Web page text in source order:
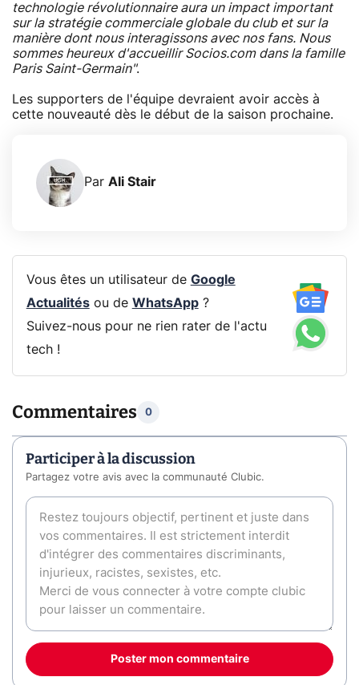
technologie révolutionnaire aura un impact important
sur la stratégie commerciale globale du club et sur la
manière dont nous interagissons avec nos fans. Nous
sommes heureux d'accueillir Socios.com dans la famille
Paris Saint-Germain".
Les supporters de l'équipe devraient avoir accès à
cette nouveauté dès le début de la saison prochaine.
Par Ali Stair
Vous êtes un utilisateur de Google
Actualitésou de WhatsApp?
Suivez-nous pour ne rien rater de l'actu
tech !
Commentaires 0
Participer à la discussion
Partagez votre avis avec la communauté Clubic.
Poster mon commentaire